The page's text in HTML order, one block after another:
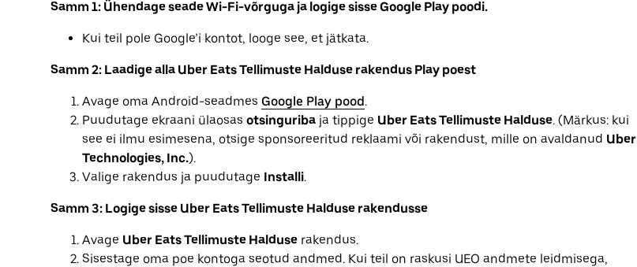
Samm 1: Ühendage seade Wi-Fi-võrguga ja logige sisse Google Play poodi.
Kui teil pole Google’i kontot, looge see, et jätkata.
Samm 2: Laadige alla Uber Eats Tellimuste Halduse rakendus Play poest
Avage oma Android-seadmes Google Play pood.
Puudutage ekraani ülaosas otsinguriba ja tippige Uber Eats Tellimuste Halduse. (Märkus: kui
see ei ilmu esimesena, otsige sponsoreeritud reklaami või rakendust, mille on avaldanud Uber
Technologies, Inc.).
Valige rakendus ja puudutage Installi.
Samm 3: Logige sisse Uber Eats Tellimuste Halduse rakendusse
Avage Uber Eats Tellimuste Halduse rakendus.
Sisestage oma poe kontoga seotud andmed. Kui teil on raskusi UEO andmete leidmisega,